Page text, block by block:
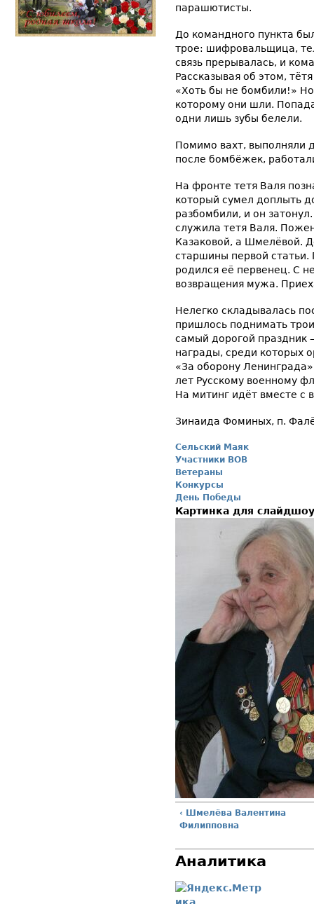
парашютисты.
До командного пункта
трое: шифровальщица,
связь прерывалась, и
Рассказывая об этом,
«Хоть бы не бомбили!»
которому они шли.
одни лишь зубы белели.
Помимо вахт, выполняли
после бомбёжек,
На фронте тетя Валя
который сумел доплыть
разбомбили, и он
служила тетя Валя.
Казаковой, а Шмелёвой.
старшины первой
родился её первенец. С
возвращения мужа.
Нелегко складывалась
пришлось поднимать
самый дорогой праздник
награды, среди которых
«За оборону
лет Русскому военному
На митинг идёт вместе с
Зинаида Фоминых, п.
Сельский Маяк
Участники ВОВ
Ветераны
Конкурсы
День Победы
Картинка для
‹ Шмелёва Валентина
Филипповна
Аналитика